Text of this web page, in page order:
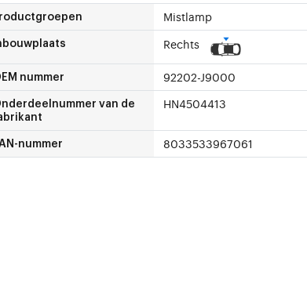
Mistlamp
Rechts
nummer 92202-J9000
van de
HN4504413
nummer 8033533967061